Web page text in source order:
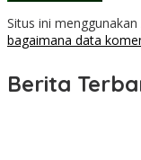
Situs ini
bagaimana data
Berita